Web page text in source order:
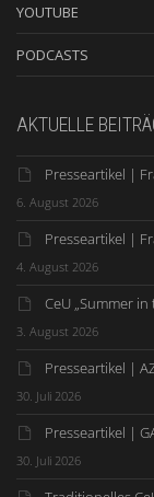
YOUTUBE
PODCASTS
AKTUELLE
Presseartikel |
6. August 2026
Presseartikel |
4. August 2026
CeU „Summer
3. August 2026
Presseartikel |
30. Juli 2026
Presseartikel |
30. Juli 2026